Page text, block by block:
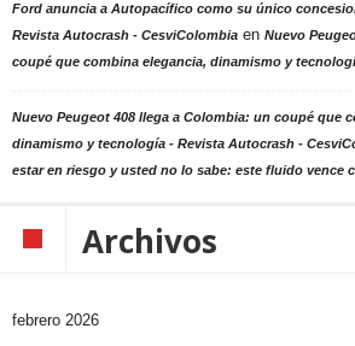
Ford anuncia a Autopacífico como su único
Revista Autocrash - CesviColombia en Nuevo
coupé que combina elegancia, dinamismo y
Nuevo Peugeot 408 llega a Colombia: un coupé que
dinamismo y tecnología - Revista Autocrash -
estar en riesgo y usted no lo sabe: este fluido vence
Archivos
febrero 2026